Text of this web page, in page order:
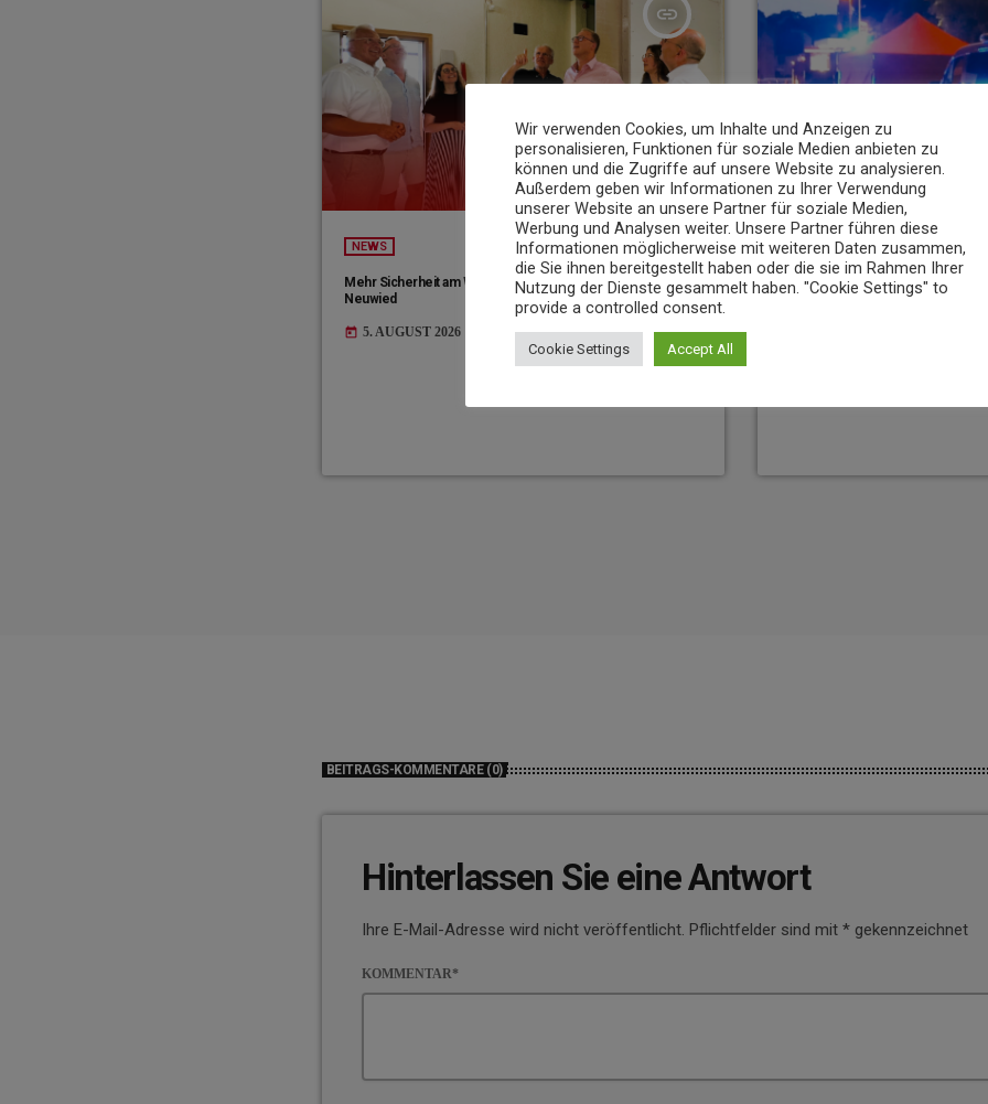
insert_link
NEWS
Mehr Sicherheit am Werner-Heisenberg-Gymnasium in
Neuwied
today 5. AUGUST 2026
NEWS
Wohnungsbrand in Rheinbrohl –
BEITRAGS-KOMMENTARE (0)
Hinterlassen Sie eine Antwort
Ihre E-Mail-Adresse wird nicht veröffentlicht. Pflichtfelder sind mit * gekennzeichnet
KOMMENTAR*
Wir verwenden Cookies, um Inhalte und Anzeigen zu
personalisieren, Funktionen für soziale Medien anbieten zu
können und die Zugriffe auf unsere Website zu analysieren.
Außerdem geben wir Informationen zu Ihrer Verwendung
unserer Website an unsere Partner für soziale Medien,
Werbung und Analysen weiter. Unsere Partner führen diese
Informationen möglicherweise mit weiteren Daten zusammen,
die Sie ihnen bereitgestellt haben oder die sie im Rahmen Ihrer
Nutzung der Dienste gesammelt haben. "Cookie Settings" to
provide a controlled consent.
Cookie Settings Accept All